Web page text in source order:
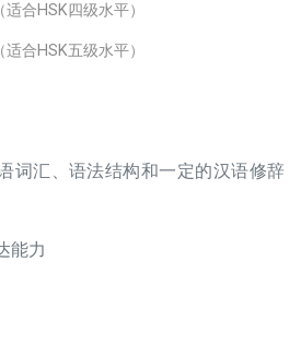
合HSK四级水平）
合HSK五级水平）
词汇、语法结构和一定的汉语修辞
能力